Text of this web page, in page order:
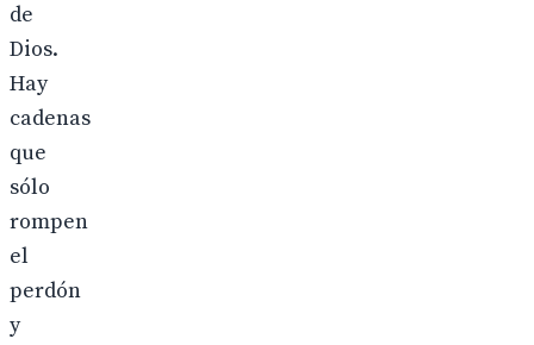
de
Dios.
Hay
cadenas
que
sólo
rompen
el
perdón
y